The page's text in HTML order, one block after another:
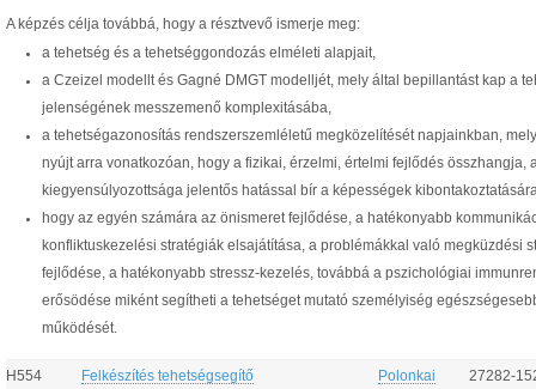
A képzés célja továbbá, hogy a résztvevő ismerje meg:
a tehetség és a tehetséggondozás elméleti alapjait,
a Czeizel modellt és Gagné DMGT modelljét, mely által bepillantást kap a
jelenségének messzemenő komplexitásába,
a tehetségazonosítás rendszerszemléletű megközelítését napjainkban,
nyújt arra vonatkozóan, hogy a fizikai, érzelmi, értelmi fejlődés összhangja,
kiegyensúlyozottsága jelentős hatással bír a képességek
hogy az egyén számára az önismeret fejlődése, a hatékonyabb
konfliktuskezelési stratégiák elsajátítása, a problémákkal való megküzdési
fejlődése, a hatékonyabb stressz-kezelés, továbbá a pszichológiai
erősödése miként segítheti a tehetséget mutató személyiség
működését.
H554
Felkészítés tehetségsegítő
Polonkai
27282-